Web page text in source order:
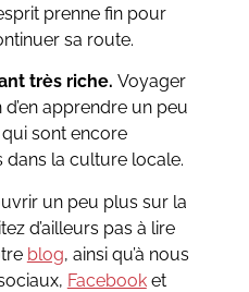
prenne fin pour
sa route.
très riche. Voyager
apprendre un peu
sont encore
dans la culture locale.
un peu plus sur la
d’ailleurs pas à lire
blog, ainsi qu’à nous
Facebooket